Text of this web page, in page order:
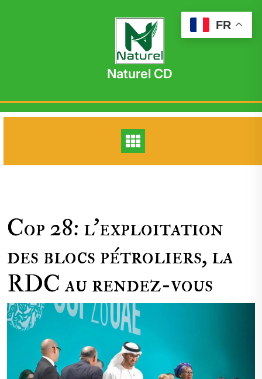
Naturel CD
Cop 28: l’exploitation
des blocs pétroliers, la
RDC au rendez-vous
FR